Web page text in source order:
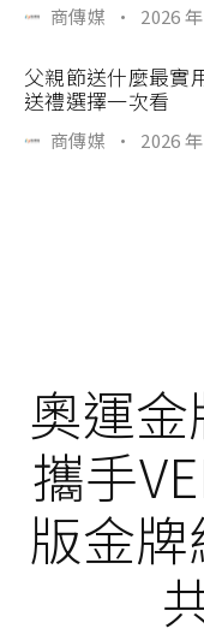
商傳媒 · 2026
父親節送什麼最實
送禮選擇一次看
商傳媒 · 2026
奧運
攜手
版金